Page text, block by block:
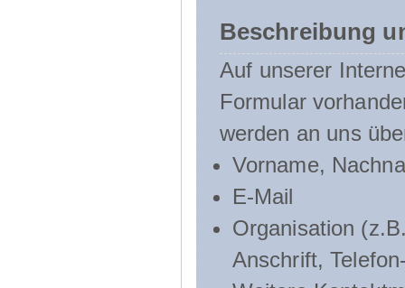
Beschreibung
Auf unserer
Formular
werden an uns
Vorname,
E-Mail
Organisation
Anschrift,